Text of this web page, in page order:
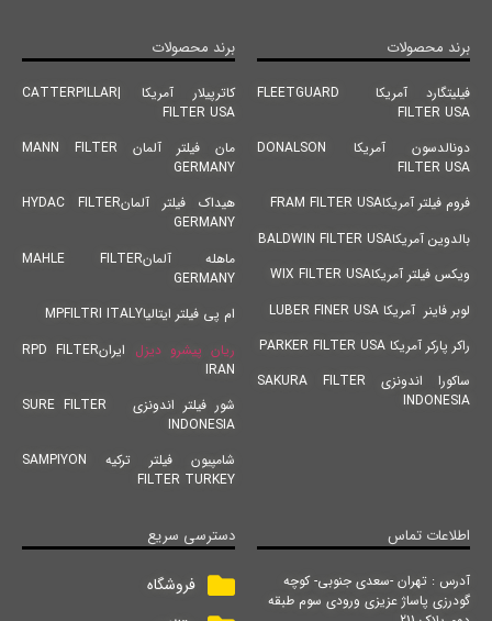
برند محصولات
فیلیتگارد آمریکا FLEETGUARD
FILTER USA
دونالدسون آمریکا DONALSON
FILTER USA
فروم فیلتر آمریکاFRAM FILTER USA
بالدوین آمریکاBALDWIN FILTER USA
ویکس فیلتر آمریکاWIX FILTER USA
لوبر فاینر آمریکا LUBER FINER USA
راکر پارکر آمریکا PARKER FILTER USA
ساکورا اندونزی SAKURA FILTER
INDONESIA
برند محصولات
کاترپیلار آمریکا |CATTERPILLAR
FILTER USA
مان فیلتر آلمان MANN FILTER
GERMANY
هیداک فیلتر آلمانHYDAC FILTER
GERMANY
ماهله آلمانMAHLE FILTER
GERMANY
ام پی فیلتر ایتالیاMPFILTRI ITALY
ریان پیشرو دیزل
ایرانRPD FILTER
IRAN
شور فیلتر اندونزی SURE FILTER
INDONESIA
شامپیون فیلتر ترکیه SAMPIYON
FILTER TURKEY
اطلاعات تماس
آدرس : تهران -سعدی جنوبی- کوچه
گودرزی پاساژ عزیزی ورودی سوم طبقه
دسترسی سریع
فروشگاه